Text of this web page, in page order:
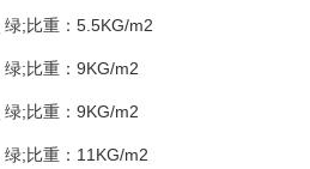
;比重：5.5KG/m2
;比重：9KG/m2
;比重：9KG/m2
;比重：11KG/m2